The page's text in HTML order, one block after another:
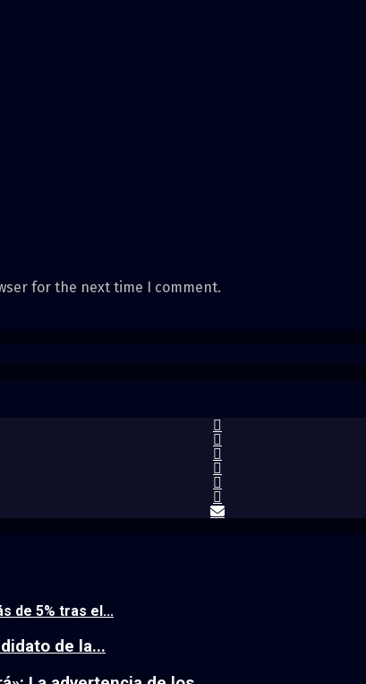
for the next time I comment.
de 5% tras el...
de la...